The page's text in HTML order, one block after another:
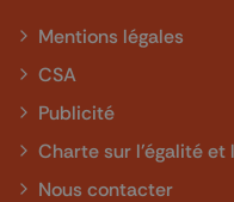
Mentions légales
CSA
Publicité
Charte sur l'égalité et
Nous contacter